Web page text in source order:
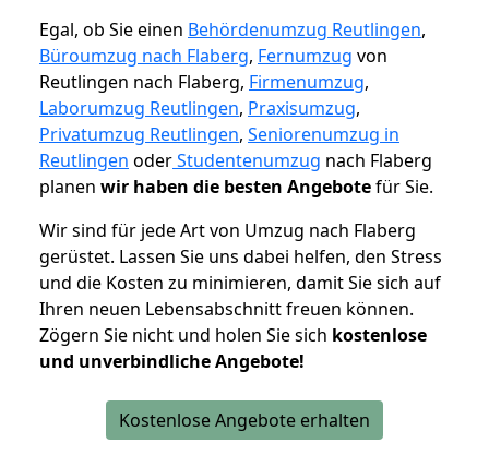
Egal, ob Sie einen Behördenumzug Reutlingen,
Büroumzug nach Flaberg, Fernumzug von
Reutlingen nach Flaberg, Firmenumzug,
Laborumzug Reutlingen, Praxisumzug,
Privatumzug Reutlingen, Seniorenumzug in
Reutlingen oderStudentenumzug nach Flaberg
planen wir haben die besten Angebotefür Sie.
Wir sind für jede Art von Umzug nach Flaberg
gerüstet. Lassen Sie uns dabei helfen, den Stress
und die Kosten zu minimieren, damit Sie sich auf
Ihren neuen Lebensabschnitt freuen können.
Zögern Sie nicht und holen Sie sich kostenlose
und unverbindliche Angebote!
Kostenlose Angebote erhalten